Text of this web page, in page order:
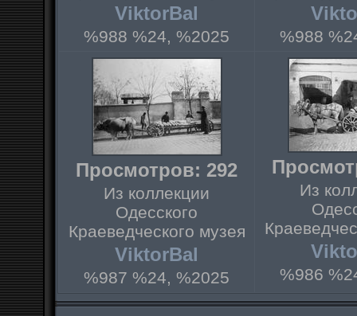
ViktorBal
%988 %24, %2025 %988
Просмотров: 292
Из коллекции
Одесского
Краеведческого музея
ViktorBal
%987 %24, %2025
Из
%986